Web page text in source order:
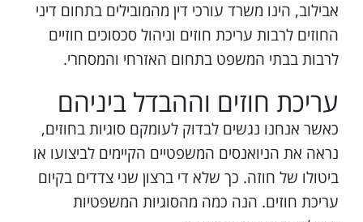
אבילוב, הינו משרד עורכי דין מהמובילים בתחום דיני
החוזים לרבות עריכת חוזים וניהול סכסוכים חוזיים
לרבות בבתי המשפט בתחום האזרחי והמסחרי.
עריכת חוזים וההבדל ביניהם
כאשר אנחנו נגשים לבדוק לעומקם סוגיות בחוזים,
נראה את הניואנסים המשפטיים הקיימים לביצועו או
ביטולו של חוזה. כך שלא די ברצון שני צדדים בקיום
עריכת חוזים. הנה כמה מהסוגיות המשפטיות